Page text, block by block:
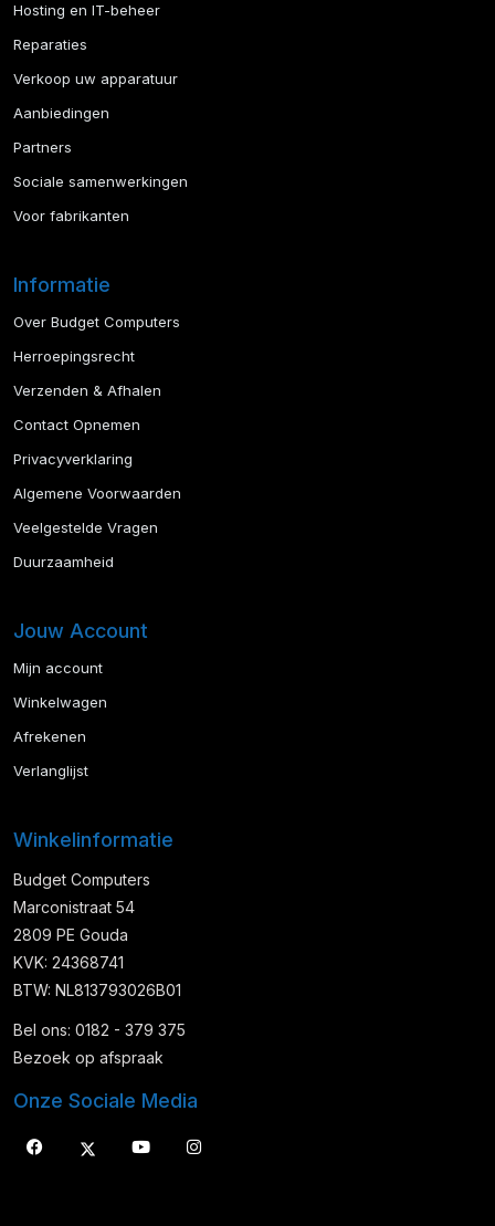
Hosting en IT-beheer
Reparaties
Verkoop uw apparatuur
Aanbiedingen
Partners
Sociale samenwerkingen
Voor fabrikanten
Informatie
Over Budget Computers
Herroepingsrecht
Verzenden & Afhalen
Contact Opnemen
Privacyverklaring
Algemene Voorwaarden
Veelgestelde Vragen
Duurzaamheid
Jouw Account
Mijn account
Winkelwagen
Afrekenen
Verlanglijst
Winkelinformatie
Budget Computers
Marconistraat 54
2809 PE Gouda
KVK: 24368741
BTW: NL813793026B01
Bel ons: 0182 - 379 375
Bezoek op afspraak
Onze Sociale Media